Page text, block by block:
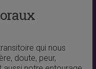
qui nous
doute, peur,